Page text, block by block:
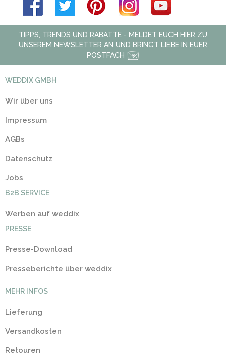
TIPPS, TRENDS UND RABATTE - MELDET EUCH HIER ZU
UNSEREM NEWSLETTER AN UND BRINGT LIEBE IN EUER
POSTFACH
WEDDIX GMBH
Wir über uns
Impressum
AGBs
Datenschutz
Jobs
B2B SERVICE
Werben auf weddix
PRESSE
Presse-Download
Presseberichte über weddix
MEHR INFOS
Lieferung
Versandkosten
Retouren